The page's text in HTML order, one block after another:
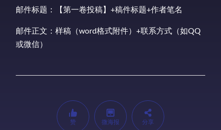
邮件标题：【第一卷投稿】+稿件标题+作者笔名
邮件正文：样稿（word格式附件）+联系方式（如QQ
或微信）
赞 微海报 分享